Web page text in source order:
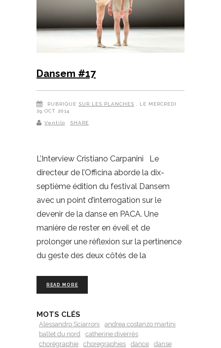
Dansem #17
RUBRIQUE SUR LES PLANCHES
, LE MERCREDI
29 OCT 2014
Ventilo SHARE
L’Interview Cristiano Carpanini Le
directeur de l’Officina aborde la dix-
septième édition du festival Dansem
avec un point d’interrogation sur le
devenir de la danse en PACA. Une
manière de rester en éveil et de
prolonger une réflexion sur la pertinence
du geste des deux côtés de la
READ MORE
MOTS CLÉS
Alessandro Sciarroni
andrea costanzo martini
ballet du nord
catherine diverrès
chorégraphie
choregraphies dance
danse